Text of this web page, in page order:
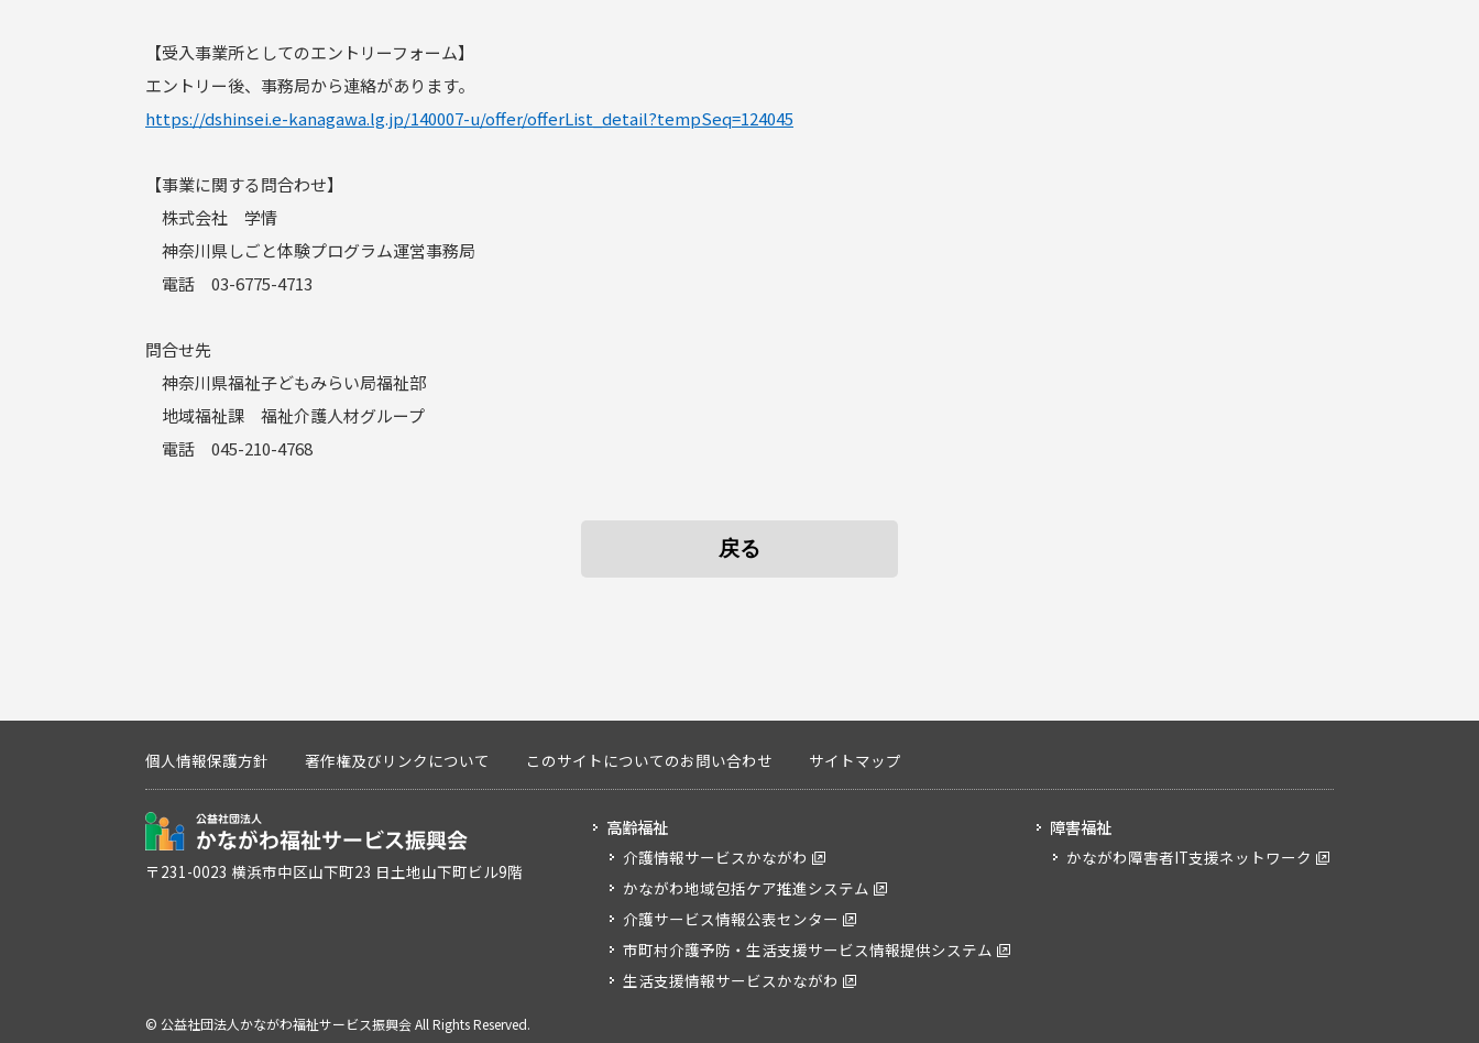
【受入事業所としてのエントリーフォーム】
エントリー後、事務局から連絡があります。
https://dshinsei.e-kanagawa.lg.jp/140007-u/offer/offerList_detail?tempSeq=124045
【事業に関する問合わせ】
株式会社 学情
神奈川県しごと体験プログラム運営事務局
電話 03-6775-4713
問合せ先
神奈川県福祉子どもみらい局福祉部
地域福祉課 福祉介護人材グループ
電話 045-210-4768
個人情報保護方針 著作権及びリンクについて このサイトについてのお問い合わせ サイトマップ
〒231-0023 横浜市中区山下町23 日土地山下町ビル9階
高齢福祉
介護情報サービスかながわ
かながわ地域包括ケア推進システム
介護サービス情報公表センター
市町村介護予防・生活支援サービス情報提供システム
生活支援情報サービスかながわ
障害福祉
かながわ障害者IT支援ネットワーク
© 公益社団法人かながわ福祉サービス振興会All Rights Reserved.